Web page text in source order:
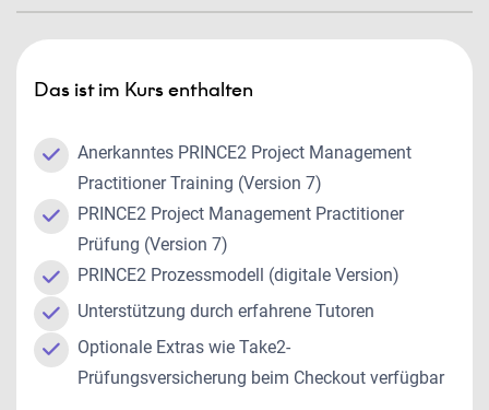
Das ist im Kurs enthalten
Anerkanntes PRINCE2 Project Management
Practitioner Training (Version 7)
PRINCE2 Project Management Practitioner
Prüfung (Version 7)
PRINCE2 Prozessmodell (digitale Version)
Unterstützung durch erfahrene Tutoren
Optionale Extras wie Take2-
Prüfungsversicherung beim Checkout verfügbar